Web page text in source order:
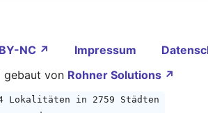
BY-NC ↗ Impressum
gebaut von Rohner Solutions ↗
Lokalitäten in 2759 Städten